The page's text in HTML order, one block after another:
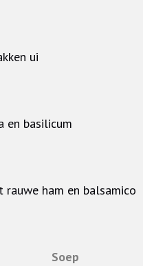
ui
en basilicum
rauwe ham en balsamico